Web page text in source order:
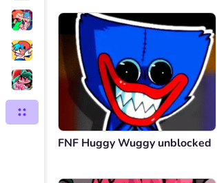
FNF Huggy Wuggy unblocked